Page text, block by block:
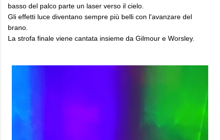
basso del palco parte un laser verso il cielo.
Gli effetti luce diventano sempre più belli con l'avanzare del
brano.
La strofa finale viene cantata insieme da Gilmour e Worsley.